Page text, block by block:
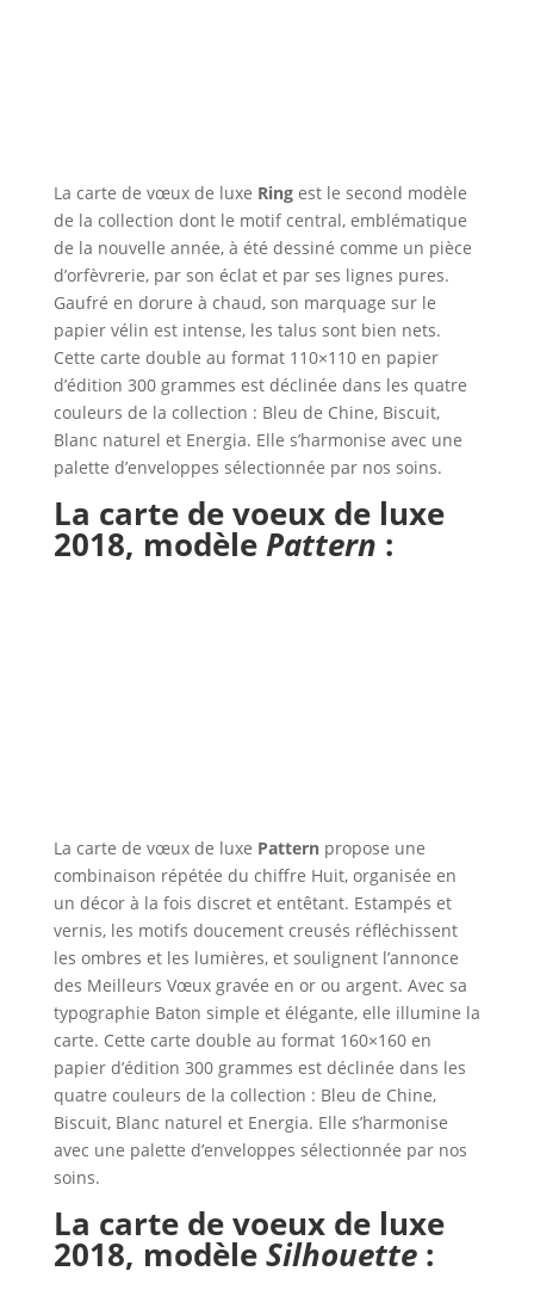
La carte de vœux de luxe Ringest le second modèle
de la collection dont le motif central, emblématique
de la nouvelle année, à été dessiné comme un pièce
d’orfèvrerie, par son éclat et par ses lignes pures.
Gaufré en dorure à chaud, son marquage sur le
papier vélin est intense, les talus sont bien nets.
Cette carte double au format 110×110 en papier
d’édition 300 grammes est déclinée dans les quatre
couleurs de la collection : Bleu de Chine, Biscuit,
Blanc naturel et Energia. Elle s’harmonise avec une
palette d’enveloppes sélectionnée par nos soins.
La carte de voeux de luxe
2018, modèlePattern :
La carte de vœux de luxe Patternpropose une
combinaison répétée du chiffre Huit, organisée en
un décor à la fois discret et entêtant. Estampés et
vernis, les motifs doucement creusés réfléchissent
les ombres et les lumières, et soulignent l’annonce
des Meilleurs Vœux gravée en or ou argent. Avec sa
typographie Baton simple et élégante, elle illumine la
carte. Cette carte double au format 160×160 en
papier d’édition 300 grammes est déclinée dans les
quatre couleurs de la collection : Bleu de Chine,
Biscuit, Blanc naturel et Energia. Elle s’harmonise
avec une palette d’enveloppes sélectionnée par nos
soins.
La carte de voeux de luxe
2018, modèleSilhouette :